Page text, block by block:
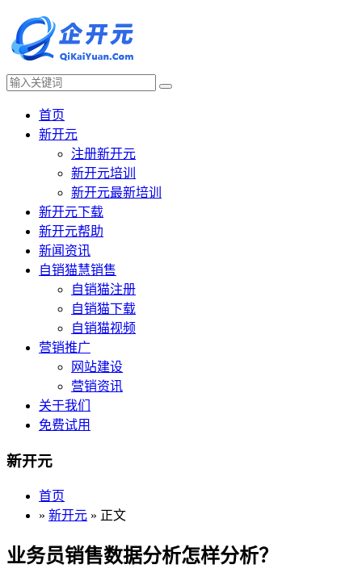
首页
新开元
注册新开元
新开元培训
新开元最新培训
新开元下载
新开元帮助
新闻资讯
自销猫慧销售
自销猫注册
自销猫下载
自销猫视频
营销推广
网站建设
营销资讯
关于我们
免费试用
新开元
首页
» 新开元 » 正文
业务员销售数据分析怎样分析？